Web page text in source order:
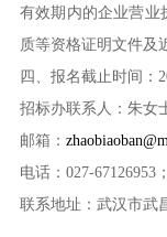
有效期内的企业营业
质等资格证明文件及
四、报名截止时间：
招标办联系人：朱女
邮箱：
电话：027-67126953；
联系地址：武汉市武